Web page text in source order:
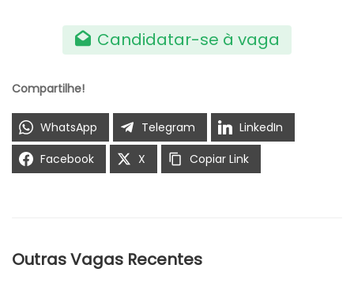
Candidatar-se à vaga
Compartilhe!
WhatsApp Telegram
LinkedIn
Facebook
X Copiar Link
Outras Vagas Recentes